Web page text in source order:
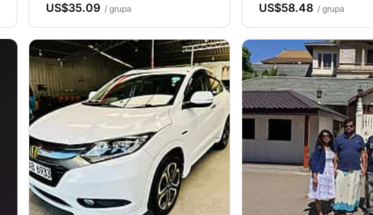
US$35.09 / grupa US$58.48 / grupa